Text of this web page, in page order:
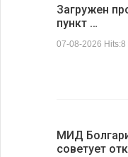
Загружен
пункт …
07-08-2026 Hits:8
МИД
советует